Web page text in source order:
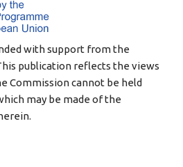
with support from the
publication reflects the views
Commission cannot be held
may be made of the